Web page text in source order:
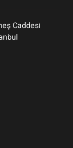
Caddesi